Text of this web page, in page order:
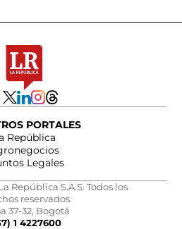
PORTALES
República
Legales
República S.A.S. Todos los
reservados.
37-32, Bogotá
1 4227600